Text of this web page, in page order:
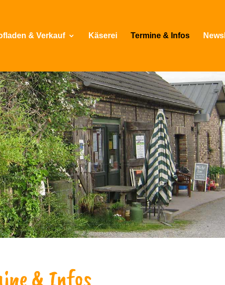
& Verkauf Käserei Termine & Infos
& Infos